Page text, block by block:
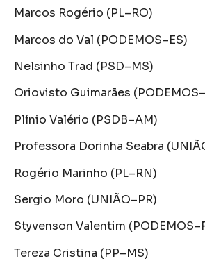
Marcos Rogério (PL–RO)
Marcos do Val (PODEMOS–ES)
Nelsinho Trad (PSD–MS)
Oriovisto Guimarães
Plínio Valério (PSDB–AM)
Professora Dorinha Seabra
Rogério Marinho (PL–RN)
Sergio Moro (UNIÃO–PR)
Styvenson Valentim
Tereza Cristina (PP–MS)